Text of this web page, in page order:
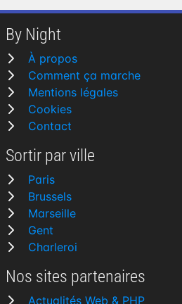
By Night
À propos
Comment ça marche
Mentions légales
Cookies
Contact
Sortir par ville
Paris
Brussels
Marseille
Gent
Charleroi
Nos sites partenaires
Actualités Web & PHP